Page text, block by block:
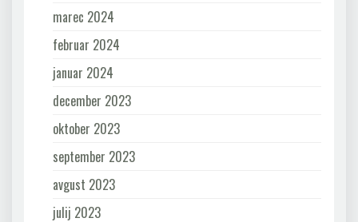
marec 2024
februar 2024
januar 2024
december 2023
oktober 2023
september 2023
avgust 2023
julij 2023